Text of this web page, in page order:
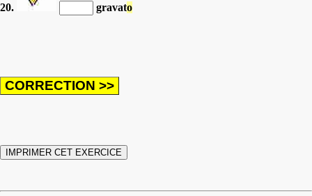
20. gravato